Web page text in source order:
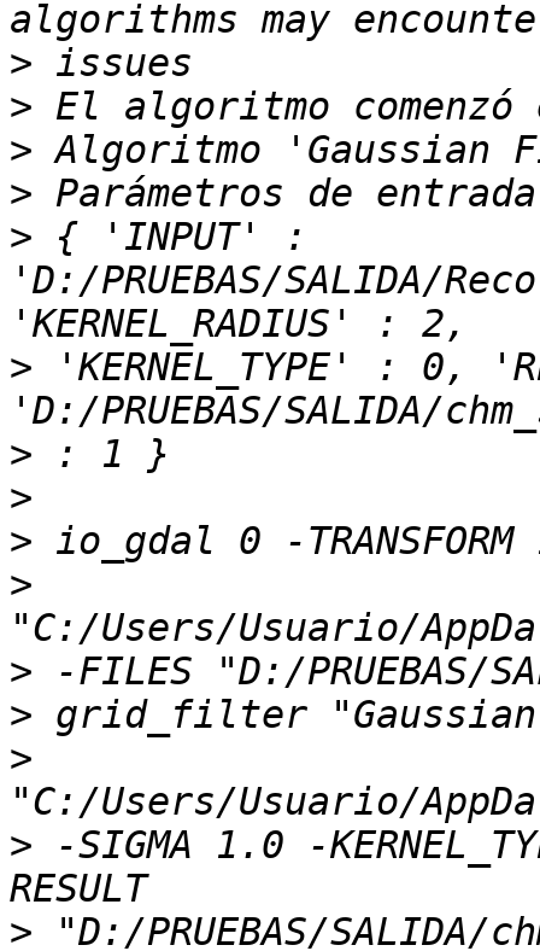
>
>
>
>
> { 'INPUT' :
'D:/PRUEBAS/SALIDA/
> 'KERNEL_TYPE' : 0,
>
>
>
>
>
>
>
> -SIGMA 1.0 -
>